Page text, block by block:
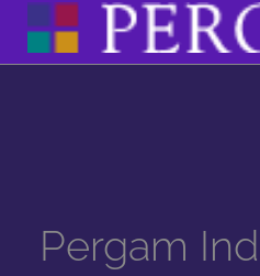
Pergam